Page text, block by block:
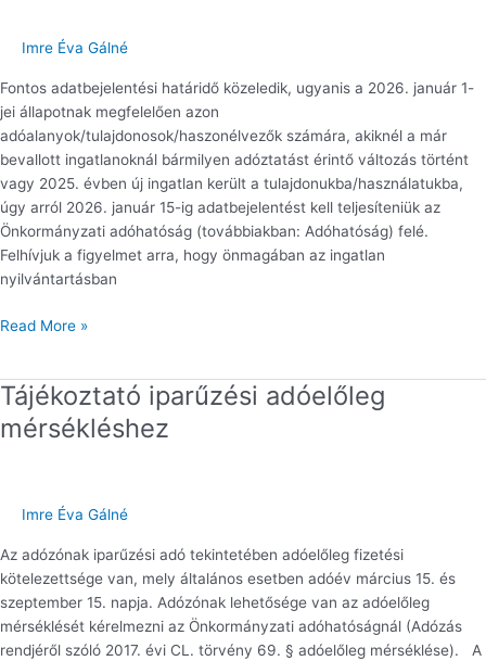
Imre Éva Gálné
Fontos adatbejelentési határidő közeledik, ugyanis a 2026. január 1-
jei állapotnak megfelelően azon
adóalanyok/tulajdonosok/haszonélvezők számára, akiknél a már
bevallott ingatlanoknál bármilyen adóztatást érintő változás történt
vagy 2025. évben új ingatlan került a tulajdonukba/használatukba,
úgy arról 2026. január 15-ig adatbejelentést kell teljesíteniük az
Önkormányzati adóhatóság (továbbiakban: Adóhatóság) felé.
Felhívjuk a figyelmet arra, hogy önmagában az ingatlan
nyilvántartásban
kommunális
adóztatás
jellemzői
Read More »
Tájékoztató iparűzési adóelőleg
mérsékléshez
Imre Éva Gálné
Az adózónak iparűzési adó tekintetében adóelőleg fizetési
kötelezettsége van, mely általános esetben adóév március 15. és
szeptember 15. napja. Adózónak lehetősége van az adóelőleg
mérséklését kérelmezni az Önkormányzati adóhatóságnál (Adózás
rendjéről szóló 2017. évi CL. törvény 69. § adóelőleg mérséklése). A
Tájékoztató
iparűzési
adóelőleg